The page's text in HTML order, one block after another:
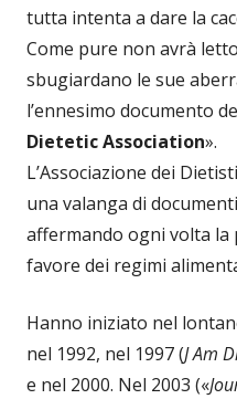
tutta intenta a dare la
Come pure non avrà
sbugiardano le sue
l’ennesimo documento
Dietetic Association».
L’Associazione dei
una valanga di
affermando ogni volta
favore dei regimi
Hanno iniziato nel
nel 1992, nel 1997 (J Am
e nel 2000. Nel 2003 («